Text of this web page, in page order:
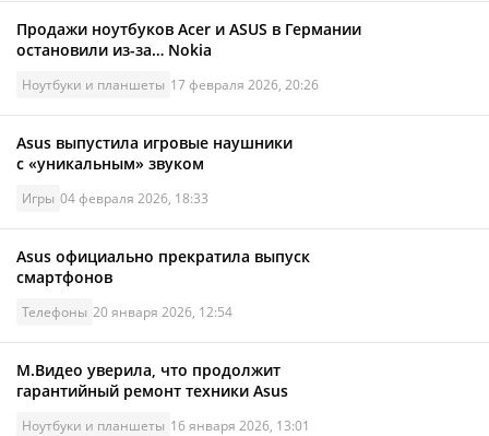
Продажи ноутбуков Acer и ASUS в Германии
остановили из-за… Nokia
Ноутбуки и планшеты 17 февраля 2026, 20:26
Asus выпустила игровые наушники
с «уникальным» звуком
Игры 04 февраля 2026, 18:33
Asus официально прекратила выпуск
смартфонов
Телефоны 20 января 2026, 12:54
М.Видео уверила, что продолжит
гарантийный ремонт техники Asus
Ноутбуки и планшеты 16 января 2026, 13:01